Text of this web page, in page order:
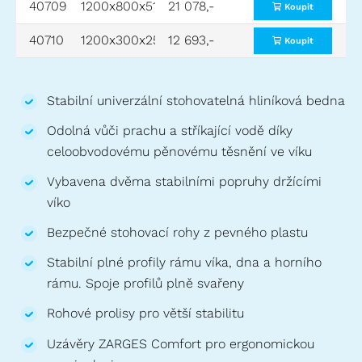
40709 1200x800x510 1150x750x480
21 078,- Koupit
40710 1200x300x250 1150x250x220
12 693,- Koupit
Stabilní univerzální stohovatelná hliníková bedna
Odolná vůči prachu a stříkající vodě díky
celoobvodovému pěnovému těsnění ve víku
Vybavena dvěma stabilními popruhy držícími
víko
Bezpečné stohovací rohy z pevného plastu
Stabilní plné profily rámu víka, dna a horního
rámu. Spoje profilů plně svařeny
Rohové prolisy pro větší stabilitu
Uzávěry ZARGES Comfort pro ergonomickou